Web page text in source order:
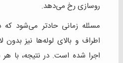
روسازی رخ می‌دهد.
مسئله زمانی حادتر می‌شود
اطراف و بالای لوله‌ها نیز بدون
اجرا شده است. در نتیجه، با